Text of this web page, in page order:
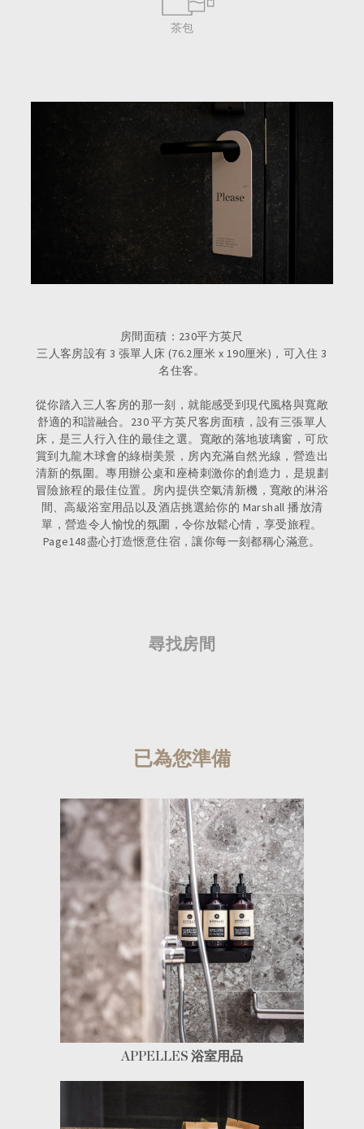
茶包
房間面積：230平方英尺
三人客房設有 3 張單人床 (76.2厘米 x 190厘米)，可入住 3
名住客。
從你踏入三人客房的那一刻，就能感受到現代風格與寬敞
舒適的和諧融合。230 平方英尺客房面積，設有三張單人
床，是三人行入住的最佳之選。寬敞的落地玻璃窗，可欣
賞到九龍木球會的綠樹美景，房內充滿自然光線，營造出
清新的氛圍。專用辦公桌和座椅刺激你的創造力，是規劃
冒險旅程的最佳位置。房內提供空氣清新機，寬敞的淋浴
間、高級浴室用品以及酒店挑選給你的 Marshall 播放清
單，營造令人愉悅的氛圍，令你放鬆心情，享受旅程。
Page148盡心打造愜意住宿，讓你每一刻都稱心滿意。
尋找房間
已為您準備
APPELLES 浴室用品
尋找房間
[ 香港 ]
[ 倫敦 ]